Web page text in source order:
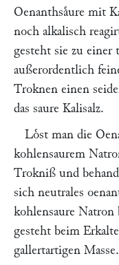
Oenanthsaͤure mit
noch alkalisch
gesteht sie zu einer
außerordentlich
Troknen einen
das saure Kalisalz.
Loͤst man die
kohlensaurem
Trokniß und
sich neutrales
kohlensaure
gesteht beim
gallertartigen Masse.